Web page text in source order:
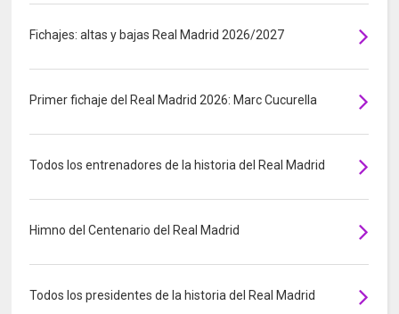
Fichajes: altas y bajas Real Madrid 2026/2027
Primer fichaje del Real Madrid 2026: Marc Cucurella
Todos los entrenadores de la historia del Real Madrid
Himno del Centenario del Real Madrid
Todos los presidentes de la historia del Real Madrid